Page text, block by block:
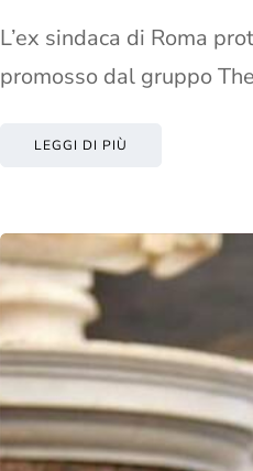
L’ex sindaca di Roma
promosso dal gruppo
LEGGI DI PIÙ